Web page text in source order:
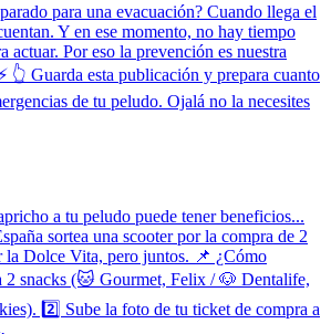
para una evacuación? Cuando llega el
Y en ese momento, no hay tiempo
actuar. Por eso la prevención es nuestra
👆 Guarda esta publicación y prepara cuanto
de tu peludo. Ojalá no la necesites
a tu peludo puede tener beneficios...
sortea una scooter por la compra de 2
Dolce Vita, pero juntos. 📌 ¿Cómo
2 snacks (🐱 Gourmet, Felix / 🐶 Dentalife,
2️⃣ Sube la foto de tu ticket de compra a